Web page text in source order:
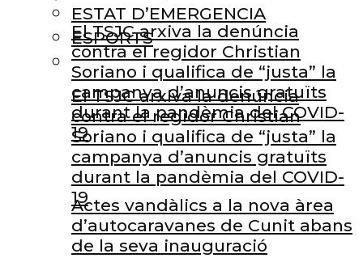
El TSJC arxiva la denúncia
contra el regidor Christian
Soriano i qualifica de “justa” la
campanya d’anuncis gratuïts
durant la pandèmia del COVID-
19
Actes vandàlics a la nova àrea
d’autocaravanes de Cunit abans
de la seva inauguració
ESTAT D’EMERGENCIA
ESPORTS
El TSJC arxiva la denúncia
contra el regidor Christian
Soriano i qualifica de “justa” la
campanya d’anuncis gratuïts
durant la pandèmia del COVID-
19